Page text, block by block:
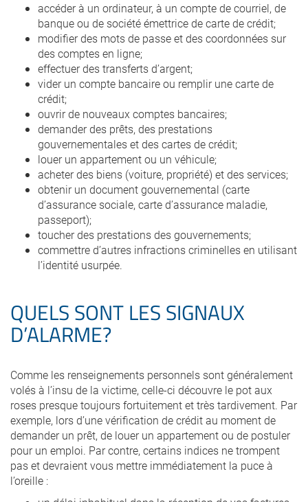
accéder à un ordinateur, à un compte de courriel, de
banque ou de société émettrice de carte de crédit;
modifier des mots de passe et des coordonnées sur
des comptes en ligne;
effectuer des transferts d’argent;
vider un compte bancaire ou remplir une carte de
crédit;
ouvrir de nouveaux comptes bancaires;
demander des prêts, des prestations
gouvernementales et des cartes de crédit;
louer un appartement ou un véhicule;
acheter des biens (voiture, propriété) et des services;
obtenir un document gouvernemental (carte
d’assurance sociale, carte d’assurance maladie,
passeport);
toucher des prestations des gouvernements;
commettre d’autres infractions criminelles en utilisant
l’identité usurpée.
QUELS SONT LES SIGNAUX
D’ALARME?
Comme les renseignements personnels sont généralement
volés à l’insu de la victime, celle-ci découvre le pot aux
roses presque toujours fortuitement et très tardivement. Par
exemple, lors d’une vérification de crédit au moment de
demander un prêt, de louer un appartement ou de postuler
pour un emploi. Par contre, certains indices ne trompent
pas et devraient vous mettre immédiatement la puce à
l’oreille :